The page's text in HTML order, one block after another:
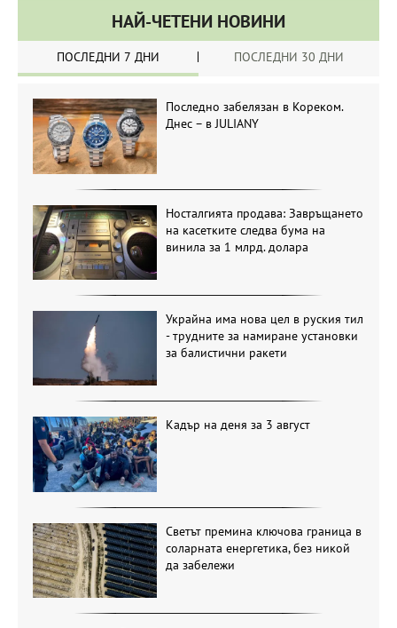
НАЙ-ЧЕТЕНИ НОВИНИ
ПОСЛЕДНИ 7 ДНИ ПОСЛЕДНИ 30 ДНИ
Последно забелязан в Кореком.
Днес – в JULIANY
Носталгията продава: Завръщането
на касетките следва бума на
винила за 1 млрд. долара
Украйна има нова цел в руския тил
- трудните за намиране установки
за балистични ракети
Кадър на деня за 3 август
Светът премина ключова граница в
соларната енергетика, без никой
да забележи